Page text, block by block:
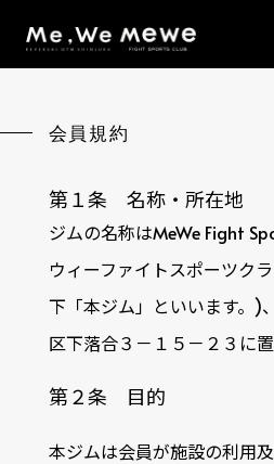
会員規約
第１条 名称・所在地
ジムの名称はMeWe Fight
ウィーファイトスポーツク
下「本ジム」といいます。)
区下落合３－１５－２３に置
第２条 目的
本ジムは会員が施設の利用